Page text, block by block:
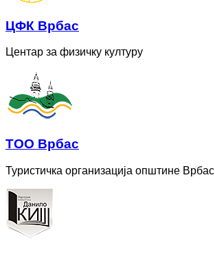
ЦФК Врбас
Центар за физичку културу
ТОО Врбас
Туристичка организација општине Врбас